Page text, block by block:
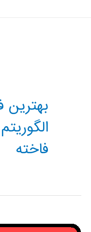
بهترین
فاخته